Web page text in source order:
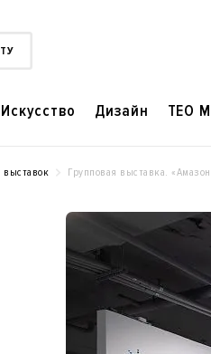
Искусство Дизайн TEO
выставок Групповая выставка.